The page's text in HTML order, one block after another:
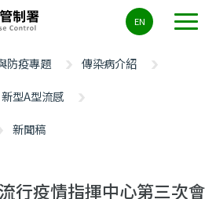
EN
防疫專題
傳染病介紹
新型A型流感
新聞稿
行疫情指揮中心第三次會